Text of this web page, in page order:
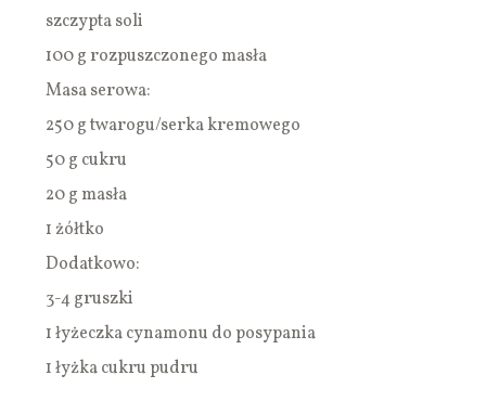
szczypta soli
100 g rozpuszczonego masła
Masa serowa:
250 g twarogu/serka kremowego
50 g cukru
20 g masła
1 żółtko
Dodatkowo:
3-4 gruszki
1 łyżeczka cynamonu do posypania
1 łyżka cukru pudru